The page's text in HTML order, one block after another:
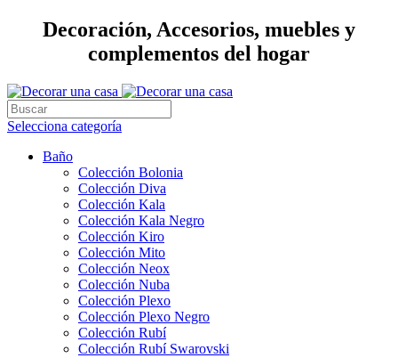
Decoración, Accesorios, muebles y
complementos del hogar
Selecciona categoría
Baño
Colección Bolonia
Colección Diva
Colección Kala
Colección Kala Negro
Colección Kiro
Colección Mito
Colección Neox
Colección Nuba
Colección Plexo
Colección Plexo Negro
Colección Rubí
Colección Rubí Swarovski